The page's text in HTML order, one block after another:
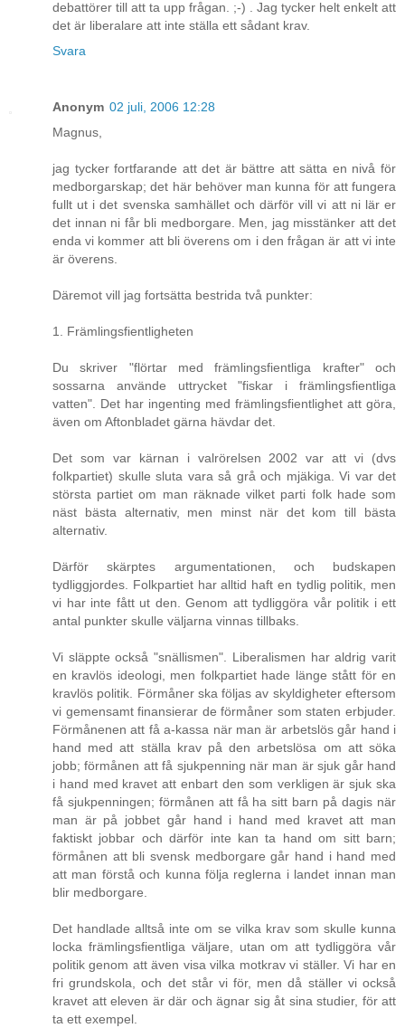
debattörer till att ta upp frågan. ;-) . Jag tycker helt enkelt att
det är liberalare att inte ställa ett sådant krav.
Svara
Anonym 02 juli, 2006 12:28
Magnus,
jag tycker fortfarande att det är bättre att sätta en nivå för
medborgarskap; det här behöver man kunna för att fungera
fullt ut i det svenska samhället och därför vill vi att ni lär er
det innan ni får bli medborgare. Men, jag misstänker att det
enda vi kommer att bli överens om i den frågan är att vi inte
är överens.
Däremot vill jag fortsätta bestrida två punkter:
1. Främlingsfientligheten
Du skriver "flörtar med främlingsfientliga krafter" och
sossarna använde uttrycket "fiskar i främlingsfientliga
vatten". Det har ingenting med främlingsfientlighet att göra,
även om Aftonbladet gärna hävdar det.
Det som var kärnan i valrörelsen 2002 var att vi (dvs
folkpartiet) skulle sluta vara så grå och mjäkiga. Vi var det
största partiet om man räknade vilket parti folk hade som
näst bästa alternativ, men minst när det kom till bästa
alternativ.
Därför skärptes argumentationen, och budskapen
tydliggjordes. Folkpartiet har alltid haft en tydlig politik, men
vi har inte fått ut den. Genom att tydliggöra vår politik i ett
antal punkter skulle väljarna vinnas tillbaks.
Vi släppte också "snällismen". Liberalismen har aldrig varit
en kravlös ideologi, men folkpartiet hade länge stått för en
kravlös politik. Förmåner ska följas av skyldigheter eftersom
vi gemensamt finansierar de förmåner som staten erbjuder.
Förmånenen att få a-kassa när man är arbetslös går hand i
hand med att ställa krav på den arbetslösa om att söka
jobb; förmånen att få sjukpenning när man är sjuk går hand
i hand med kravet att enbart den som verkligen är sjuk ska
få sjukpenningen; förmånen att få ha sitt barn på dagis när
man är på jobbet går hand i hand med kravet att man
faktiskt jobbar och därför inte kan ta hand om sitt barn;
förmånen att bli svensk medborgare går hand i hand med
att man förstå och kunna följa reglerna i landet innan man
blir medborgare.
Det handlade alltså inte om se vilka krav som skulle kunna
locka främlingsfientliga väljare, utan om att tydliggöra vår
politik genom att även visa vilka motkrav vi ställer. Vi har en
fri grundskola, och det står vi för, men då ställer vi också
kravet att eleven är där och ägnar sig åt sina studier, för att
ta ett exempel.